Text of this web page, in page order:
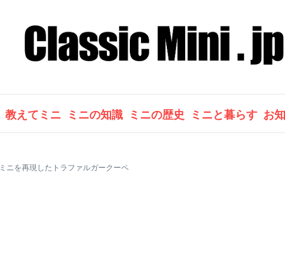
教えてミニ ミニの知識 ミニの歴史 ミニと暮らす お
を再現したトラファルガークーペ